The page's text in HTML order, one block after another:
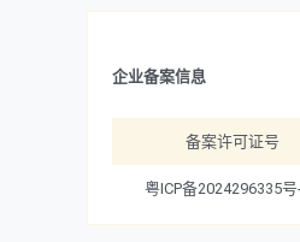
企业备案信息
备案许可证号
粤ICP备2024296335